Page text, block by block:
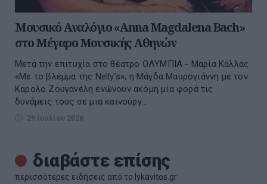
Μουσικό Αναλόγιο «Anna Magdalena Bach»
στο Μέγαρο Μουσικής Αθηνών
Μετά την επιτυχία στο θέατρο ΟΛΥΜΠΙΑ - Μαρία Κάλλας
«Με το βλέμμα της Nelly’s», η Μάγδα Μαυρογιάννη με τον
Κάρολο Ζουγανέλη ενώνουν ακόμη μία φορά τις
δυνάμεις τους σε μια καινούργ...
29 Ιουλίου 2026
διαβάστε επίσης
περισσότερες ειδήσεις από το lykavitos.gr